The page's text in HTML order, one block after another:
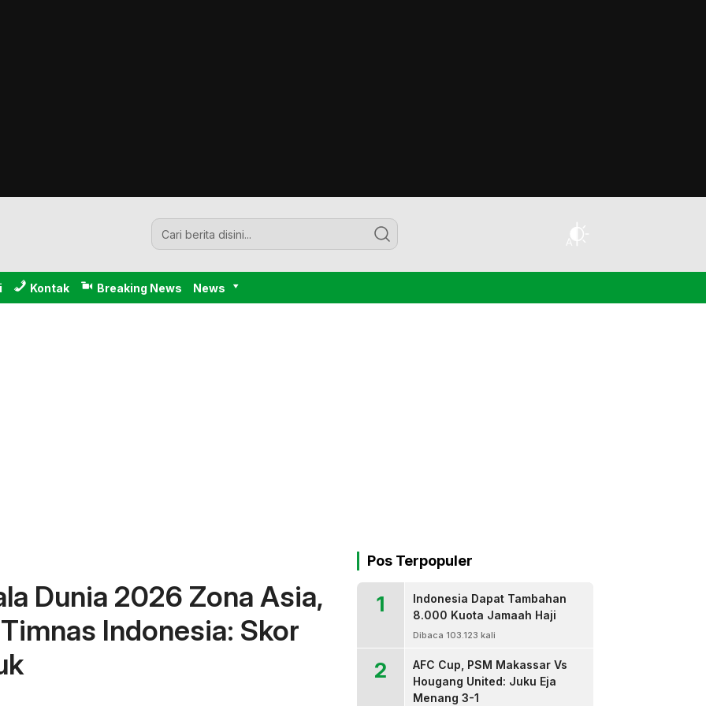
Kontak Breaking News News
Dunia 2026 Zona Asia,
Indonesia: Skor
Pos Terpopuler
1
Indonesia Dapat Tambahan
8.000 Kuota Jamaah Haji
Dibaca 103.123 kali
2
AFC Cup, PSM Makassar Vs
Hougang United: Juku Eja
Menang 3-1